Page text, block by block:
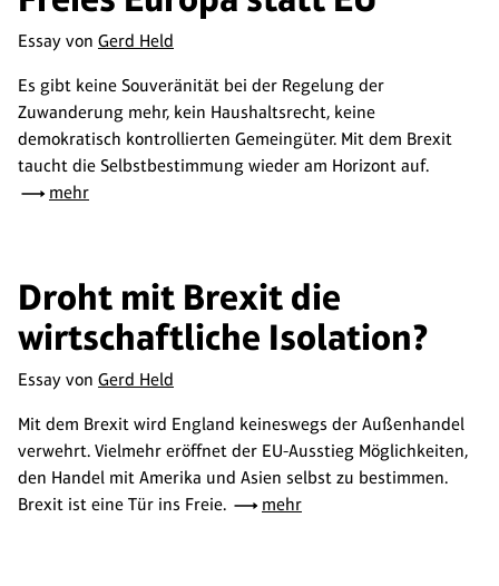
Essay von Gerd Held
Es gibt keine Souveränität bei der Regelung der
Zuwanderung mehr, kein Haushaltsrecht, keine
demokratisch kontrollierten Gemeingüter. Mit dem Brexit
taucht die Selbstbestimmung wieder am Horizont auf.
mehr
Droht mit Brexit die
wirtschaftliche Isolation?
Essay von Gerd Held
Mit dem Brexit wird England keineswegs der Außenhandel
verwehrt. Vielmehr eröffnet der EU-Ausstieg Möglichkeiten,
den Handel mit Amerika und Asien selbst zu bestimmen.
Brexit ist eine Tür ins Freie.
mehr